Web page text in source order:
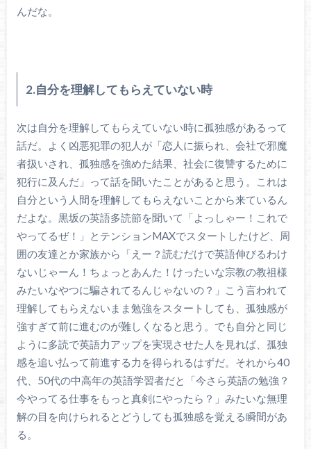
んだな。
2.自分を理解してもらえていない時
次は自分を理解してもらえていない時に孤独感があるって
話だ。よく凶悪犯罪の犯人が「恋人に振られ、会社で邪魔
者扱いされ、孤独感を強めた結果、社会に復讐するために
犯行に及んだ」って話を聞いたことがあると思う。これは
自分という人間を理解してもらえないことから来ているん
だよな。黒坂の英語多読節を聞いて「よっしゃー！これで
やってるぜ！」とテンションMAXでスタートしたけど、周
囲の友達とか家族から「えー？読むだけで英語伸びるわけ
ないじゃーん！ちょっとあんた！けったいな宗教の教祖様
みたいなやつに騙されてるんじゃないの？」こう言われて
理解してもらえないまま勉強をスタートしても、孤独感が
強すぎて前に進むのが難しくなると思う。でも自分と同じ
ように多読で英語力アップを実現させた人を見れば、孤独
感を追い払って前進する力を得られるはずだ。それから40
代、50代の中高年の英語学習者だと「今さら英語の勉強？
今やってる仕事をもっと真剣にやったら？」みたいな無理
解の目を向けられるとどうしても孤独感を覚える瞬間があ
る。